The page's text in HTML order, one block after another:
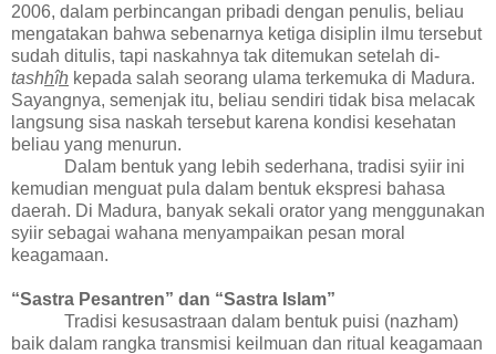
2006, dalam perbincangan pribadi dengan penulis, beliau
mengatakan bahwa sebenarnya ketiga disiplin ilmu tersebut
sudah ditulis, tapi naskahnya tak ditemukan setelah di-
tashhîh kepada salah seorang ulama terkemuka di Madura.
Sayangnya, semenjak itu, beliau sendiri tidak bisa melacak
langsung sisa naskah tersebut karena kondisi kesehatan
beliau yang menurun.
Dalam bentuk yang lebih sederhana, tradisi syiir ini
kemudian menguat pula dalam bentuk ekspresi bahasa
daerah. Di Madura, banyak sekali orator yang menggunakan
syiir sebagai wahana menyampaikan pesan moral
keagamaan.
“Sastra Pesantren” dan “Sastra Islam”
Tradisi kesusastraan dalam bentuk puisi (nazham)
baik dalam rangka transmisi keilmuan dan ritual keagamaan